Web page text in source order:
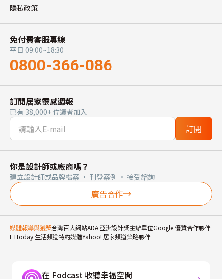
隱私政策
免付費客服專線
平日 09:00~18:30
0800-366-086
訂閱居家靈感週報
已有 38,000+ 位讀者加入
訂閱
你是設計師或廠商嗎？
建立設計師或品牌檔案 · 刊登案例 · 接受諮詢
廣告合作
媒體報導與獲獎台灣百大網站ADA 亞洲設計獎主辦單位Google 優質合作夥伴
ETtoday 生活頻道特約媒體Yahoo! 居家頻道策略夥伴
在 Podcast 收聽幸福空間